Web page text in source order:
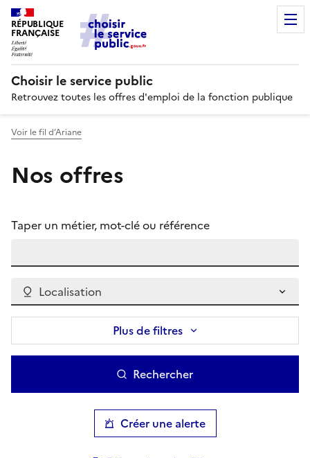
RÉPUBLIQUE
FRANÇAISE
Choisir le service public
Retrouvez toutes les offres d'emploi de la fonction publique
Voir le fil d’Ariane
Nos offres
Taper un métier, mot-clé ou référence
Localisation
Plus de filtres
Rechercher
Créer une alerte